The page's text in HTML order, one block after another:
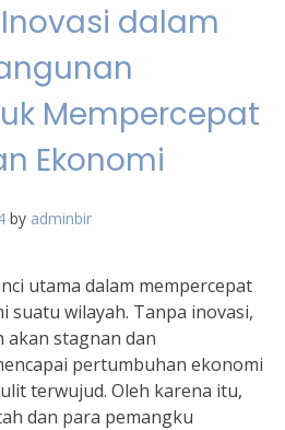
dalam
Mempercepat
Ekonomi
by adminbir
utama dalam mempercepat
suatu wilayah. Tanpa inovasi,
akan stagnan dan
pertumbuhan ekonomi
terwujud. Oleh karena itu,
dan para pemangku